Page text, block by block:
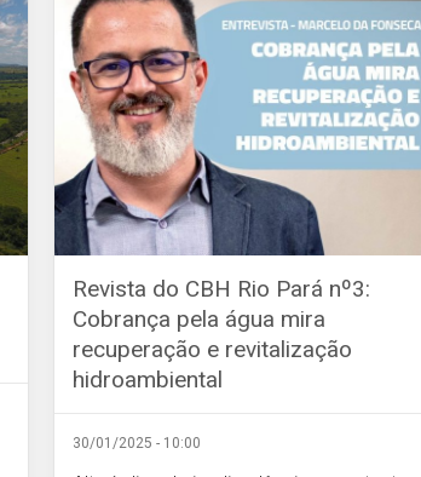
Revista do CBH Rio Pará nº3:
Cobrança pela água mira
recuperação e revitalização
hidroambiental
30/01/2025 - 10:00